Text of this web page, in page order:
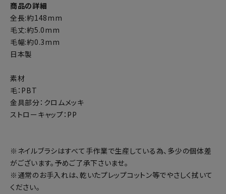
商品の詳細
全長:約148mm
毛丈:約5.0mm
毛幅:約0.3mm
日本製
素材
毛：PBT
金具部分：クロムメッキ
ストローキャップ：PP
※ネイルブラシはすべて手作業で生産している為、多少の個体差
がございます。予めご了承下さいませ。
※通常のお手入れは、乾いたプレップコットン等でやさしく拭いて
ください。